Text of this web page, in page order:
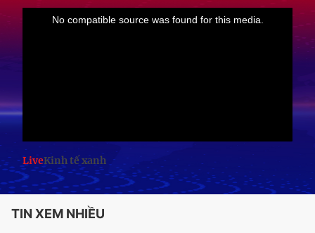
LiveKinh tế xanh
TIN XEM NHIỀU